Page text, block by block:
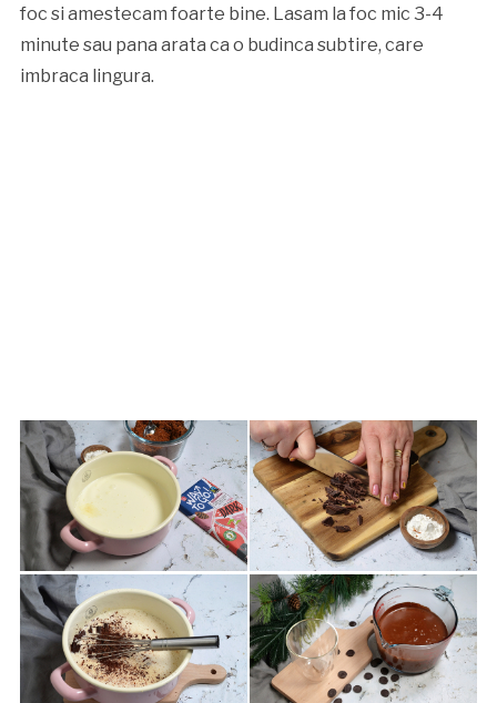
foc si amestecam foarte bine. Lasam la foc mic 3-4
minute sau pana arata ca o budinca subtire, care
imbraca lingura.